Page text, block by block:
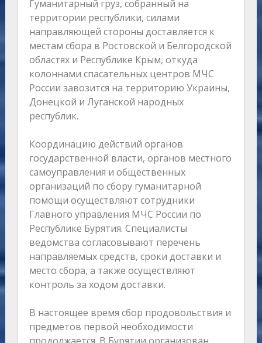
Гуманитарный груз, собранный на
территории республики, силами
направляющей стороны доставляется к
местам сбора в Ростовской и Белгородской
областях и Республике Крым, откуда
колоннами спасательных центров МЧС
России завозится на территорию Украины,
Донецкой и Луганской народных
республик.
Координацию действий органов
государственной власти, органов местного
самоуправления и общественных
организаций по сбору гуманитарной
помощи осуществляют сотрудники
Главного управления МЧС России по
Республике Бурятия. Специалисты
ведомства согласовывают перечень
направляемых средств, сроки доставки и
место сбора, а также осуществляют
контроль за ходом доставки.
В настоящее время сбор продовольствия и
предметов первой необходимости